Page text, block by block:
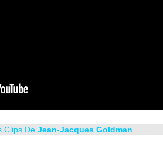
Clips De Jean-Jacques Goldman